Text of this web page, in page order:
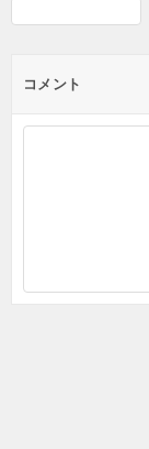
コメント